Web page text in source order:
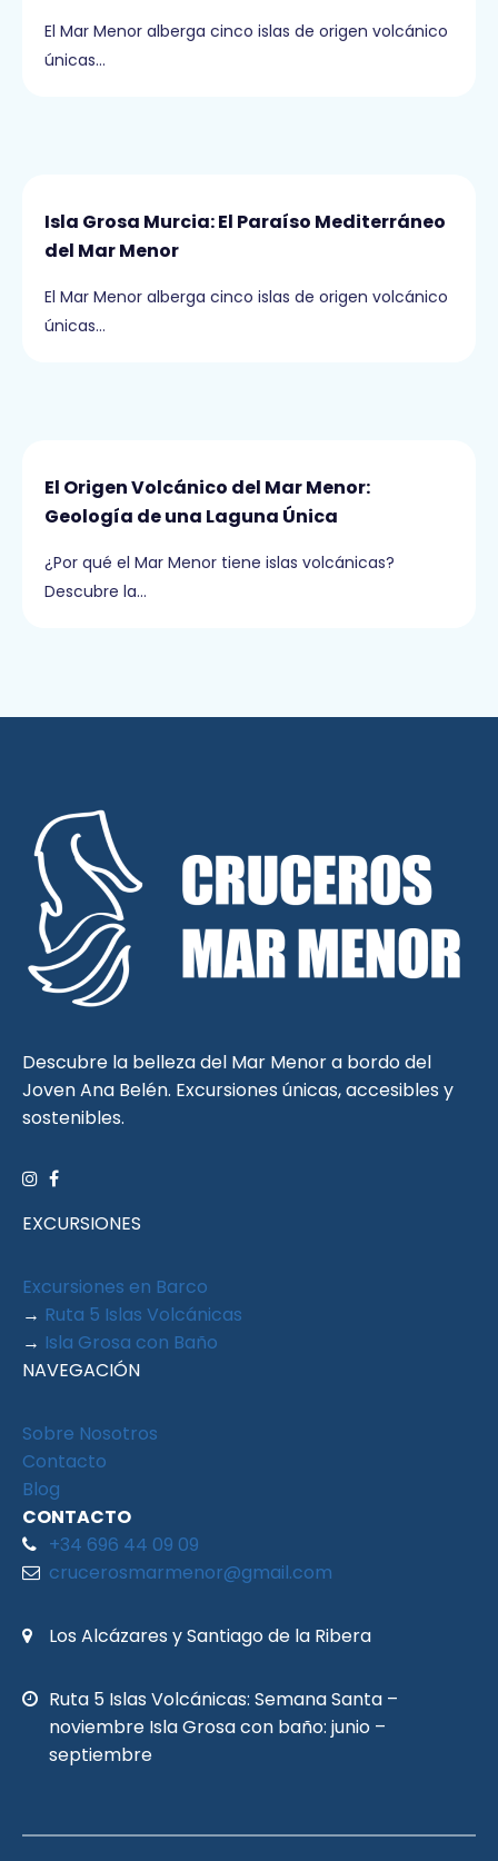
El Mar Menor alberga cinco islas de origen volcánico
únicas…
Isla Grosa Murcia: El Paraíso Mediterráneo
del Mar Menor
El Mar Menor alberga cinco islas de origen volcánico
únicas…
El Origen Volcánico del Mar Menor:
Geología de una Laguna Única
¿Por qué el Mar Menor tiene islas volcánicas?
Descubre la…
Descubre la belleza del Mar Menor a bordo del
Joven Ana Belén. Excursiones únicas, accesibles y
sostenibles.
EXCURSIONES
Excursiones en Barco
→ Ruta 5 Islas Volcánicas
→ Isla Grosa con Baño
NAVEGACIÓN
Sobre Nosotros
Contacto
Blog
CONTACTO
+34 696 44 09 09
crucerosmarmenor@gmail.com
Los Alcázares y Santiago de la Ribera
Ruta 5 Islas Volcánicas: Semana Santa –
noviembre Isla Grosa con baño: junio –
septiembre